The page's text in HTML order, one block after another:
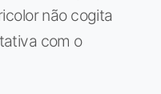
não cogita
com o